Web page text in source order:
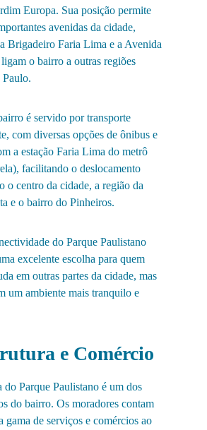
Europa. Sua posição permite
avenidas da cidade,
Brigadeiro Faria Lima e a Avenida
o bairro a outras regiões
Paulo.
é servido por transporte
com diversas opções de ônibus e
a estação Faria Lima do metrô
facilitando o deslocamento
o centro da cidade, a região da
e o bairro do Pinheiros.
do Parque Paulistano
excelente escolha para quem
em outras partes da cidade, mas
um ambiente mais tranquilo e
e Comércio
do Parque Paulistano é um dos
do bairro. Os moradores contam
gama de serviços e comércios ao